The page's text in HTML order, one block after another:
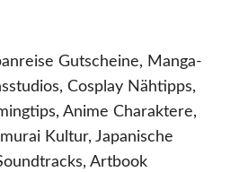
Gutscheine, Manga-
Cosplay Nähtipps,
Anime Charaktere,
Kultur, Japanische
Artbook